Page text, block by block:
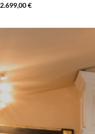
2.699,00 €